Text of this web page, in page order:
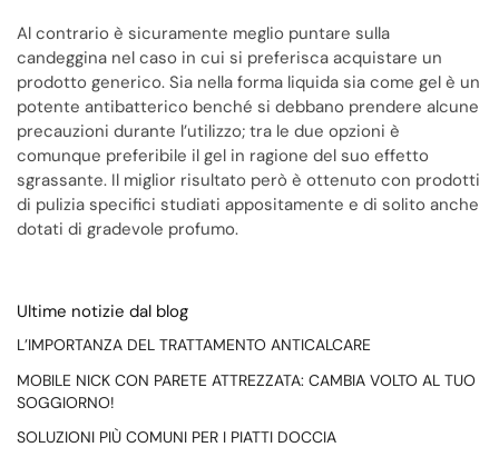
Al contrario è sicuramente meglio puntare sulla
candeggina nel caso in cui si preferisca acquistare un
prodotto generico. Sia nella forma liquida sia come gel è un
potente antibatterico benché si debbano prendere alcune
precauzioni durante l’utilizzo; tra le due opzioni è
comunque preferibile il gel in ragione del suo effetto
sgrassante. Il miglior risultato però è ottenuto con prodotti
di pulizia specifici studiati appositamente e di solito anche
dotati di gradevole profumo.
Ultime notizie dal blog
L’IMPORTANZA DEL TRATTAMENTO ANTICALCARE
MOBILE NICK CON PARETE ATTREZZATA: CAMBIA VOLTO AL TUO
SOGGIORNO!
SOLUZIONI PIÙ COMUNI PER I PIATTI DOCCIA